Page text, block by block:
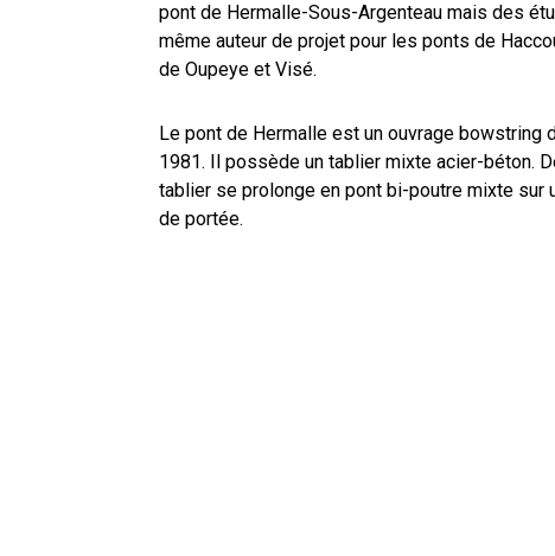
pont de Hermalle-Sous-Argenteau mais des
même auteur de projet pour les ponts de
de Oupeye et Visé.
Le pont de Hermalle est un ouvrage
1981. Il possède un tablier mixte acier-béton.
tablier se prolonge en pont bi-poutre mixte sur
de portée.